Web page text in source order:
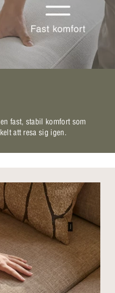
fast, stabil komfort som
att resa sig igen.